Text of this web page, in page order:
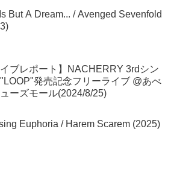
But A Dream... / Avenged Sevenfold
イブレポート】NACHERRY 3rdシン
発売記念フリーライブ @あべ
ーズモール(2024/8/25)
Euphoria / Harem Scarem (2025)